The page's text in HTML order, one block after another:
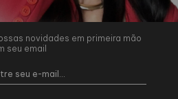
novidades em primeira mão
seu email